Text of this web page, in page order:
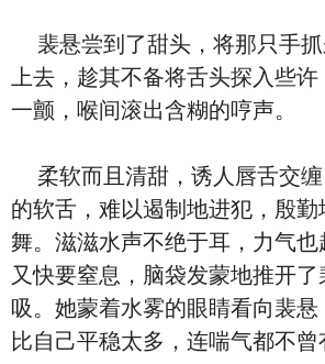
裴悬尝到了甜头，将那只手抓
上去，趁其不备将舌头探入些
一颤，喉间滚出含糊的哼声。
柔软而且清甜，诱人唇舌交缠
的软舌，难以遏制地进犯，殷
舞。滋滋水声不绝于耳，力气也
又快要窒息，脑袋发蒙地推开
吸。她蒙着水雾的眼睛看向裴
比自己平稳太多，连喘气都不曾